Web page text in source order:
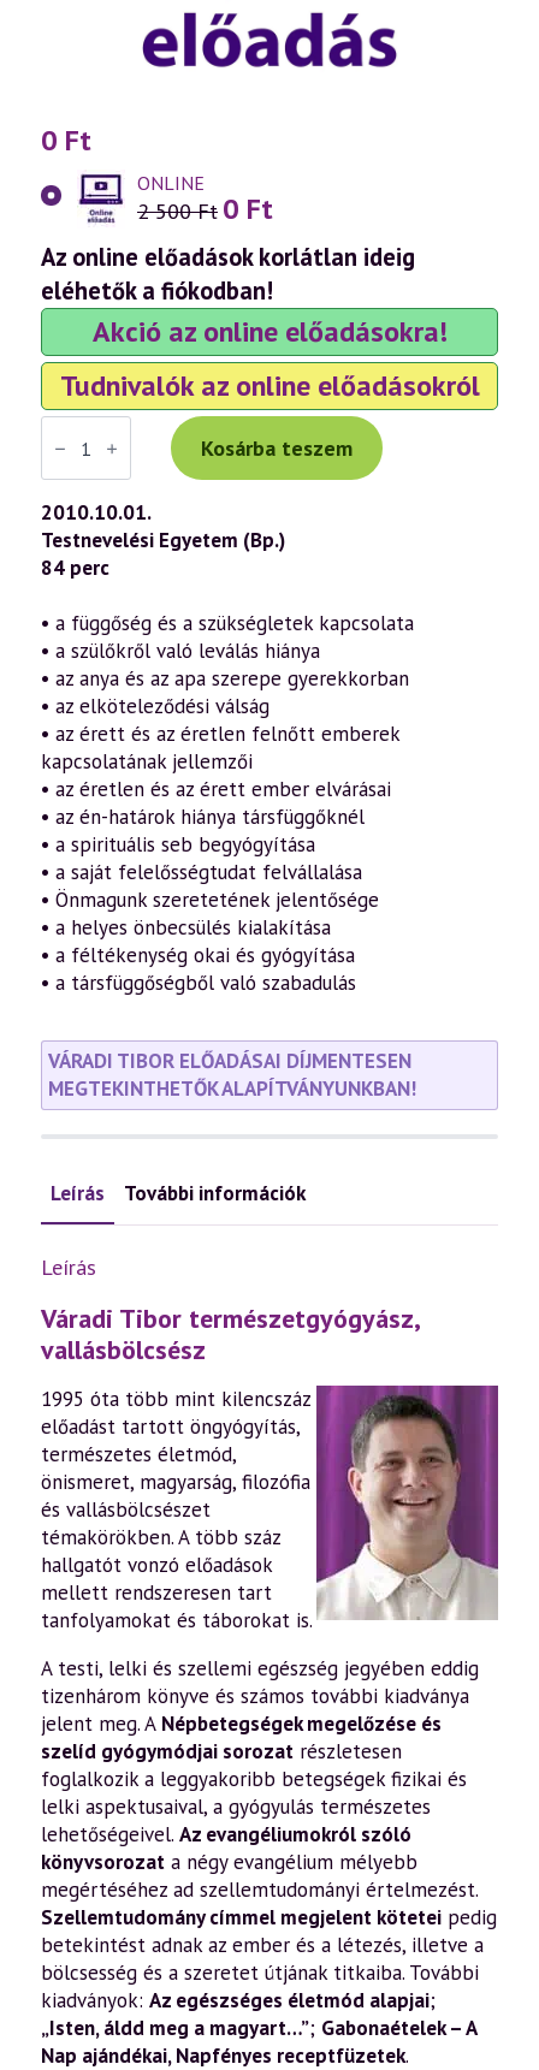
0 Ft
ONLINE
2 500Ft Original
price
was:
2
500 Ft.
0 Ftprice
is:
0 Ft.
Az online előadások korlátlan ideig
eléhetők a fiókodban!
Akció az online előadásokra!
Tudnivalók az online előadásokról
Váradi
Tibor
előadás
(553)
-
Önmagunk
valódi
megismerése
és
a
szellemi
úton
25.
-
Függőség
és
önállóság
emberi
kapcsolatainkban
(2010.10.01.)
(Casparus
Ajándék)
mennyiség
Kosárba teszem
2010.10.01.
Testnevelési Egyetem (Bp.)
84 perc
• a függőség és a szükségletek kapcsolata
• a szülőkről való leválás hiánya
• az anya és az apa szerepe gyerekkorban
• az elköteleződési válság
• az érett és az éretlen felnőtt emberek
kapcsolatának jellemzői
• az éretlen és az érett ember elvárásai
• az én-határok hiánya társfüggőknél
• a spirituális seb begyógyítása
• a saját felelősségtudat felvállalása
• Önmagunk szeretetének jelentősége
• a helyes önbecsülés kialakítása
• a féltékenység okai és gyógyítása
• a társfüggőségből való szabadulás
VÁRADI TIBOR ELŐADÁSAI DÍJMENTESEN
MEGTEKINTHETŐK ALAPÍTVÁNYUNKBAN!
Leírás További információk
Leírás
Váradi Tibor természetgyógyász,
vallásbölcsész
1995 óta több mint kilencszáz
előadást tartott öngyógyítás,
természetes életmód,
önismeret, magyarság, filozófia
és vallásbölcsészet
témakörökben. A több száz
hallgatót vonzó előadások
mellett rendszeresen tart
tanfolyamokat és táborokat is.
A testi, lelki és szellemi egészség jegyében eddig
tizenhárom könyve és számos további kiadványa
jelent meg. A Népbetegségek megelőzése és
szelíd gyógymódjai sorozat részletesen
foglalkozik a leggyakoribb betegségek fizikai és
lelki aspektusaival, a gyógyulás természetes
lehetőségeivel. Az evangéliumokról szóló
könyvsorozat a négy evangélium mélyebb
megértéséhez ad szellemtudományi értelmezést.
Szellemtudomány címmel megjelent kötetei pedig
betekintést adnak az ember és a létezés, illetve a
bölcsesség és a szeretet útjának titkaiba. További
kiadványok: Az egészséges életmód alapjai;
„Isten, áldd meg a magyart…”; Gabonaételek – A
Nap ajándékai,Napfényes receptfüzetek.